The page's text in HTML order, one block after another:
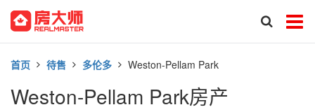
首页 待售 多伦多 Weston-Pellam Park
Weston-Pellam Park房产